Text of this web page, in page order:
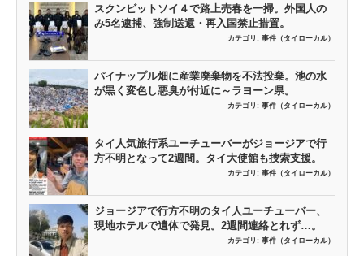
スクンビットソイ４で路上売春を一掃。外国人の
み5名逮捕、強制送還・再入国禁止措置。
カテゴリ: 事件（タイローカル）
パイナップル畑に産業廃棄物を不法投棄。池の水
が黒く変色し悪臭が付近に～ラヨーン県。
カテゴリ: 事件（タイローカル）
タイ人気旅行系ユーチューバーがジョージアで行
方不明となって2週間。タイ大使館も捜索支援。
カテゴリ: 事件（タイローカル）
ジョージアで行方不明のタイ人ユーチューバー、
現地ホテルで遺体で発見。2週間連絡とれず…。
カテゴリ: 事件（タイローカル）